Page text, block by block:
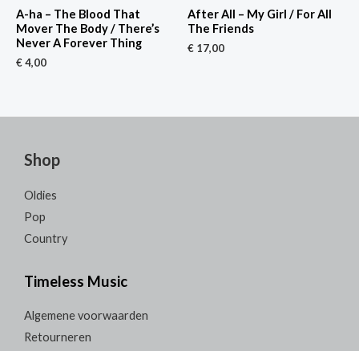
A-ha – The Blood That
Mover The Body / There’s
Never A Forever Thing
€4,00
After All – My Girl / For All
The Friends
€ 17,00
Shop
Oldies
Pop
Country
Timeless Music
Algemene voorwaarden
Retourneren